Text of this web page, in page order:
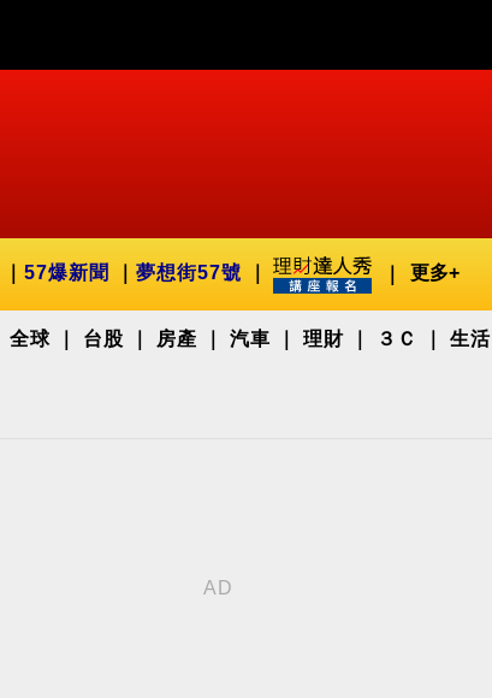
57爆新聞 夢想街57號 更多+
全球 台股 房產 汽車 理財 ３Ｃ 生活